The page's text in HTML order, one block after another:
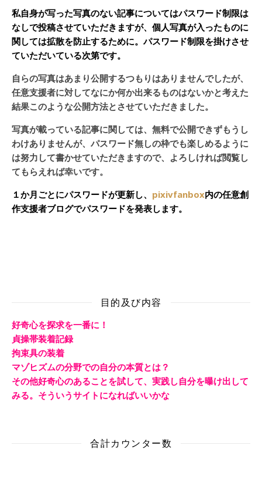
私自身が写った写真のない記事についてはパスワード制限は
なしで投稿させていただきますが、個人写真が入ったものに
関しては拡散を防止するために。パスワード制限を掛けさせ
ていただいている次第です。
自らの写真はあまり公開するつもりはありませんでしたが、
任意支援者に対してなにか何か出来るものはないかと考えた
結果このような公開方法とさせていただきました。
写真が載っている記事に関しては、無料で公開できずもうし
わけありませんが、パスワード無しの枠でも楽しめるように
は努力して書かせていただきますので、よろしければ閲覧し
てもらえれば幸いです。
１か月ごとにパスワードが更新し、 pixivfanbox内の任意創
作支援者ブログでパスワードを発表します。
目的及び内容
好奇心を探求を一番に！
貞操帯装着記録
拘束具の装着
マゾヒズムの分野での自分の本質とは？
その他好奇心のあることを試して、実践し自分を曝け出して
みる。そういうサイトになればいいかな
合計カウンター数